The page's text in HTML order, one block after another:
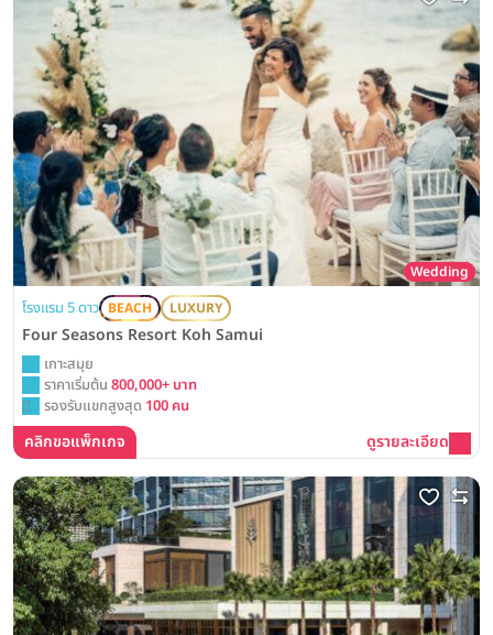
Wedding
โรงแรม 5 ดาว BEACH LUXURY
Four Seasons Resort Koh Samui
เกาะสมุย
ราคาเริ่มต้น 800,000+ บาท
รองรับแขกสูงสุด 100 คน
คลิกขอแพ็กเกจ ดูรายละเอียด